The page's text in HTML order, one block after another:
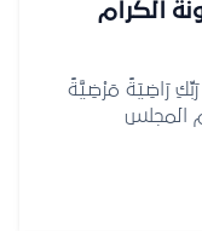
رَبِّكِ رَاضِيَةً مَرْضِيَّةً
المجلس